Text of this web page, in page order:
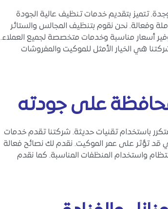
تتميز بتقديم خدمات تنظيف عالية الجودة
وفعالة. نحن نقوم بتنظيف المجالس والستائر
أسعار مناسبة وخدمات متخصصة لجميع العملاء.
هي الخيار الأمثل للموكيت والمفروشات
على جودته
باستخدام تقنيات حديثة. شركتنا تقدم خدمات
قد تؤثر على عمر الموكيت. نقدم لك نصائح فعالة
واستخدام المنظفات المناسبة. كما نقدم